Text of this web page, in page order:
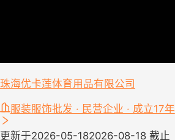
珠海优卡莲体育用品有限公司
服装服饰批发 · 民营企业 · 成立17年
更新于2026-05-182026-08-18 截止